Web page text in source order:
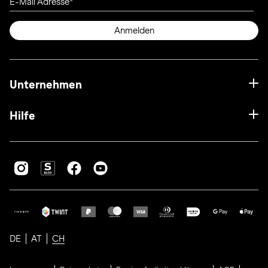
Anmelden
Unternehmen
Hilfe
DE AT CH